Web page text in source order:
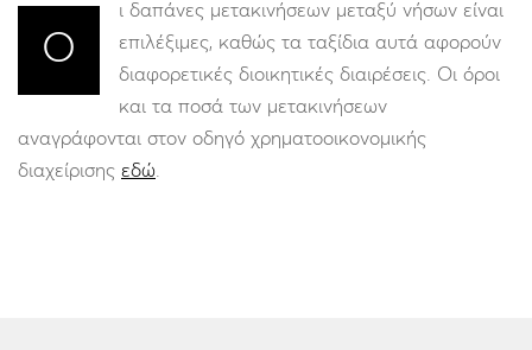
Ο
ι δαπάνες μετακινήσεων μεταξύ νήσων είναι
επιλέξιμες, καθώς τα ταξίδια αυτά αφορούν
διαφορετικές διοικητικές διαιρέσεις. Οι όροι
και τα ποσά των μετακινήσεων
αναγράφονται στον οδηγό χρηματοοικονομικής
διαχείρισης εδώ